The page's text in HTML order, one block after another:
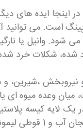
اینجا ایده های
است. می
وانیل یا
شکلات خرد شده
،شیرین، و
میان وعده میوه
بماند. بعد مکعب